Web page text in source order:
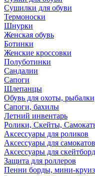
Сушилки для обуви
Термоноски
Шнурки
Женская обувь
Ботинки
Женские кроссовки
Полуботинки
Сандалии
Сапоги
Шлепанцы
Обувь для охоты,
Сапоги, бахилы
Летний инвентарь
Ролики, Скейты,
Аксессуары для роликов
Аксессуары для самокатов
Аксессуары для
Защита для роллеров
Пенни борды, мини-